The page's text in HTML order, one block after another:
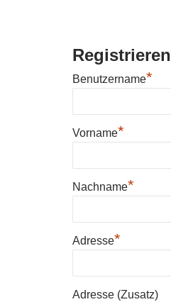
Registrieren
Benutzername*
Vorname*
Nachname*
Adresse*
Adresse (Zusatz)